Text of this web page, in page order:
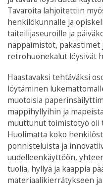
Tavaroita lahjoitettiin
henkilökunnalle ja
taiteilijaseuroille ja
näppäimistöt, pakastimet
retrohuonekalut löysivät
Haastavaksi tehtäväksi
löytäminen
muotoisia
mappihyllyihin ja
muuttunut toimistotyö oli
Huolimatta koko
ponnisteluista ja
uudelleenkäyttöön,
tuolia, hyllyä ja kaappia
materiaalikierrätykseen